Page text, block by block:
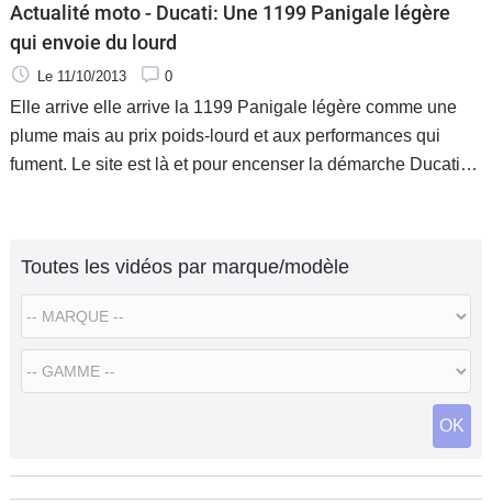
Actualité moto - Ducati: Une 1199 Panigale légère
qui envoie du lourd
Le 11/10/2013 0
Elle arrive elle arrive la 1199 Panigale légère comme une
plume mais au prix poids-lourd et aux performances qui
fument. Le site est là et pour encenser la démarche Ducati
Toutes les vidéos par marque/modèle
OK